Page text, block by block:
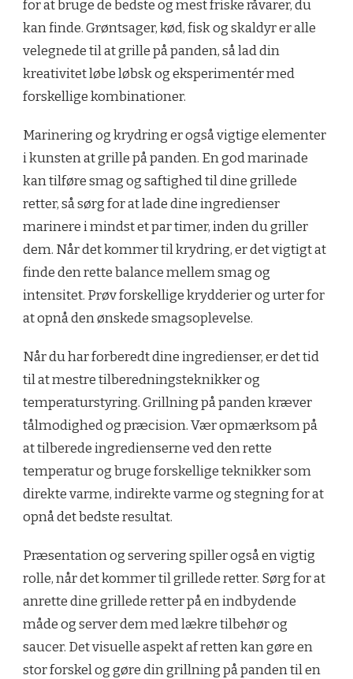
for at bruge de bedste og mest friske råvarer, du
kan finde. Grøntsager, kød, fisk og skaldyr er alle
velegnede til at grille på panden, så lad din
kreativitet løbe løbsk og eksperimentér med
forskellige kombinationer.
Marinering og krydring er også vigtige elementer
i kunsten at grille på panden. En god marinade
kan tilføre smag og saftighed til dine grillede
retter, så sørg for at lade dine ingredienser
marinere i mindst et par timer, inden du griller
dem. Når det kommer til krydring, er det vigtigt at
finde den rette balance mellem smag og
intensitet. Prøv forskellige krydderier og urter for
at opnå den ønskede smagsoplevelse.
Når du har forberedt dine ingredienser, er det tid
til at mestre tilberedningsteknikker og
temperaturstyring. Grillning på panden kræver
tålmodighed og præcision. Vær opmærksom på
at tilberede ingredienserne ved den rette
temperatur og bruge forskellige teknikker som
direkte varme, indirekte varme og stegning for at
opnå det bedste resultat.
Præsentation og servering spiller også en vigtig
rolle, når det kommer til grillede retter. Sørg for at
anrette dine grillede retter på en indbydende
måde og server dem med lækre tilbehør og
saucer. Det visuelle aspekt af retten kan gøre en
stor forskel og gøre din grillning på panden til en